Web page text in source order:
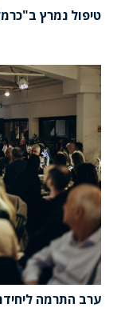
טיפול נמרץ
ערב התרמה